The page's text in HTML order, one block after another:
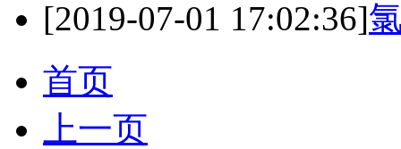
[2019-07-01 17:02:36]
首页
上一页